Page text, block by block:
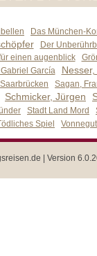
Das München-
Der
einen augenblick
García
Saarbrücken
Sagan,
Schmicker, Jürgen
Stadt Land Mord
Spiel
| Version